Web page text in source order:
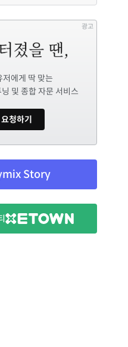
광고
저에게 딱 맞는
및 종합 자문 서비스
청하기
Story